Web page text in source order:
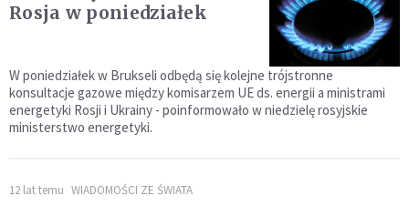
Rosja w poniedziałek
W poniedziałek w Brukseli odbędą się kolejne trójstronne
konsultacje gazowe między komisarzem UE ds. energii a ministrami
energetyki Rosji i Ukrainy - poinformowało w niedzielę rosyjskie
ministerstwo energetyki.
12 lat temu WIADOMOŚCI ZE ŚWIATA